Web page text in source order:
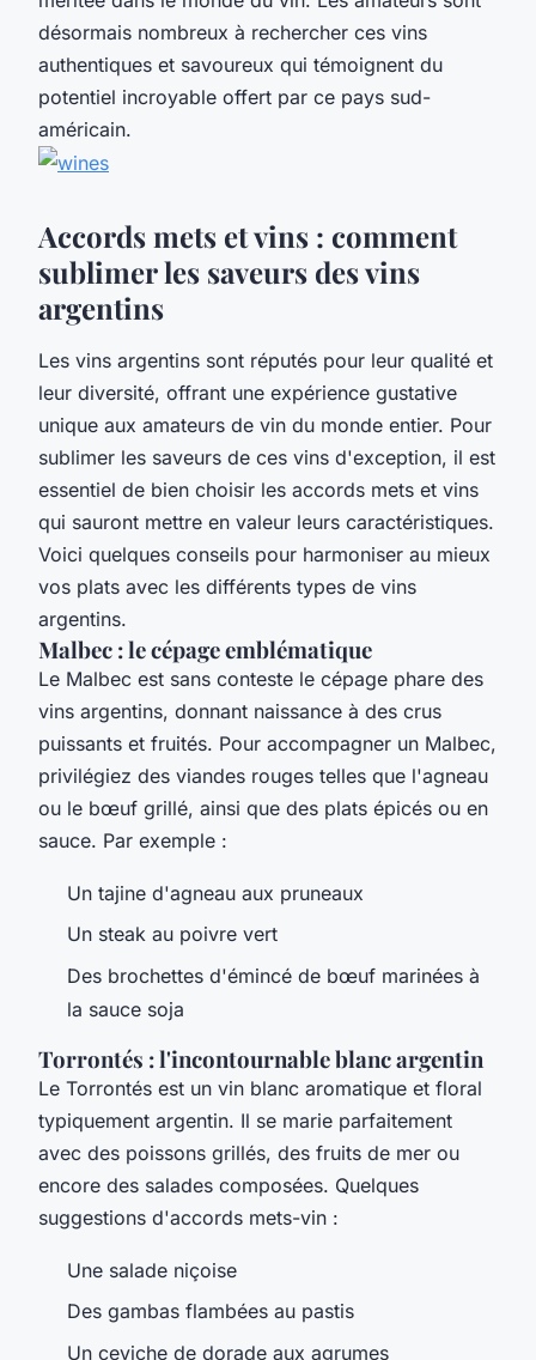
désormais nombreux à rechercher ces vins
authentiques et savoureux qui témoignent du
potentiel incroyable offert par ce pays sud-
américain.
Accords mets et vins : comment
sublimer les saveurs des vins
argentins
Les vins argentins sont réputés pour leur qualité et
leur diversité, offrant une expérience gustative
unique aux amateurs de vin du monde entier. Pour
sublimer les saveurs de ces vins d'exception, il est
essentiel de bien choisir les accords mets et vins
qui sauront mettre en valeur leurs caractéristiques.
Voici quelques conseils pour harmoniser au mieux
vos plats avec les différents types de vins
argentins.
Malbec : le cépage emblématique
Le Malbec est sans conteste le cépage phare des
vins argentins, donnant naissance à des crus
puissants et fruités. Pour accompagner un Malbec,
privilégiez des viandes rouges telles que l'agneau
ou le bœuf grillé, ainsi que des plats épicés ou en
sauce. Par exemple :
Un tajine d'agneau aux pruneaux
Un steak au poivre vert
Des brochettes d'émincé de bœuf marinées à
la sauce soja
Torrontés : l'incontournable blanc argentin
Le Torrontés est un vin blanc aromatique et floral
typiquement argentin. Il se marie parfaitement
avec des poissons grillés, des fruits de mer ou
encore des salades composées. Quelques
suggestions d'accords mets-vin :
Une salade niçoise
Des gambas flambées au pastis
Un ceviche de dorade aux agrumes